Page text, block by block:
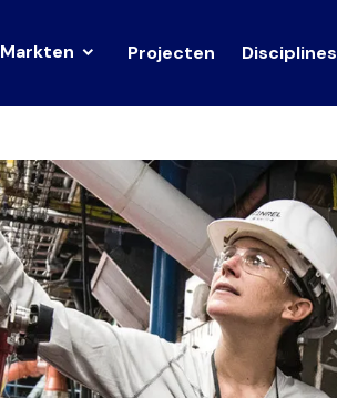
Markten Projecten Disciplines